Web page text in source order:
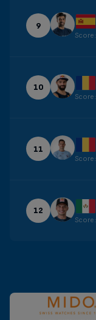
9
Score:
10
Score:
11
Score:
12
Score: